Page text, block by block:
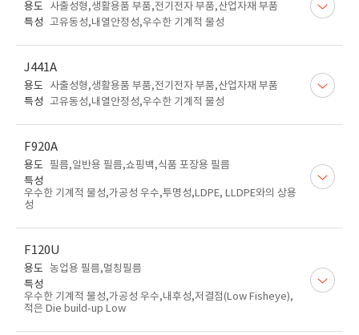
용도
사출성형,생활용품 부품,전기전자 부품,산업자재 부품
특성 고유동성,내열안정성,우수한 기계적 물성
J441A
용도
사출성형,생활용품 부품,전기전자 부품,산업자재 부품
특성 고유동성,내열안정성,우수한 기계적 물성
F920A
용도 필름,일반용 필름,쇼핑백,식품 포장용 필름
특성
우수한 기계적 물성,가공성 우수,투명성,LDPE, LLDPE와의 상용
성
F120U
용도 농업용 필름,멀칭필름
특성
우수한 기계적 물성,가공성 우수,내후성,저결점(Low Fisheye),
적은 Die build-up Low